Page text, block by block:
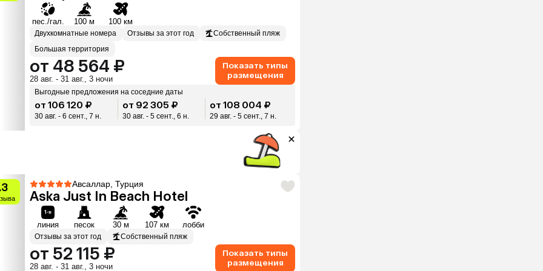
пес./гал. 100 м 100 км
Двухкомнатные номера Отзывы за этот год
Собственный пляж
Большая территория
от 48 564 ₽
28 авг. - 31 авг., 3 ночи
Показать типы
размещения
Выгодные предложения на соседние даты
от 106 120 ₽
30 авг. - 6 сент., 7 н.
от 92 305 ₽
30 авг. - 5 сент., 6 н.
от 108 004 ₽
29 авг. - 5 сент., 7 н.
Авсаллар, Турция
Aska Just In Beach Hotel
линия песок 30 м 107 км лобби
Отзывы за этот год Собственный пляж
от 52 115 ₽
28 авг. - 31 авг., 3 ночи
Показать типы
размещения